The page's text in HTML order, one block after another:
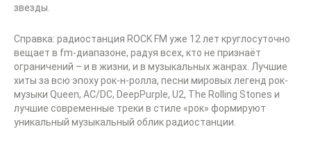
звезды.
Справка: радиостанция ROCK FM уже 12 лет круглосуточно
вещает в fm-диапазоне, радуя всех, кто не признаёт
ограничений – и в жизни, и в музыкальных жанрах. Лучшие
хиты за всю эпоху рок-н-ролла, песни мировых легенд рок-
музыки Queen, AC/DC, DeepPurple, U2, The Rolling Stones и
лучшие современные треки в стиле «рок» формируют
уникальный музыкальный облик радиостанции.